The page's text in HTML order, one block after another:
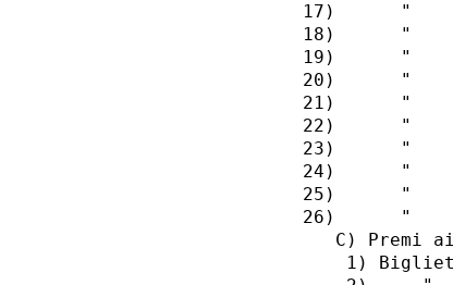
17)      "
18)      "
19)      "
20)      "
21)      "
22)      "
23)      "
24)      "
25)      "
26)      "
C) Premi
1)